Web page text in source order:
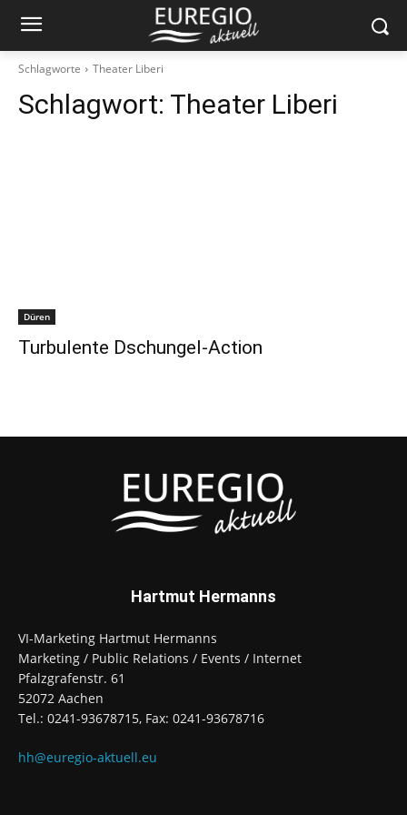
Schlagworte Theater Liberi
Schlagwort: Theater Liberi
Düren
Turbulente Dschungel-Action
Hartmut Hermanns
VI-Marketing Hartmut Hermanns
Marketing / Public Relations / Events / Internet
Pfalzgrafenstr. 61
52072 Aachen
Tel.: 0241-93678715, Fax: 0241-93678716
hh@euregio-aktuell.eu